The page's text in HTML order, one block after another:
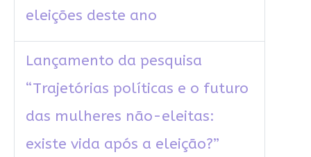
eleições deste ano
Lançamento da pesquisa
“Trajetórias políticas e o futuro
das mulheres não-eleitas:
existe vida após a eleição?”